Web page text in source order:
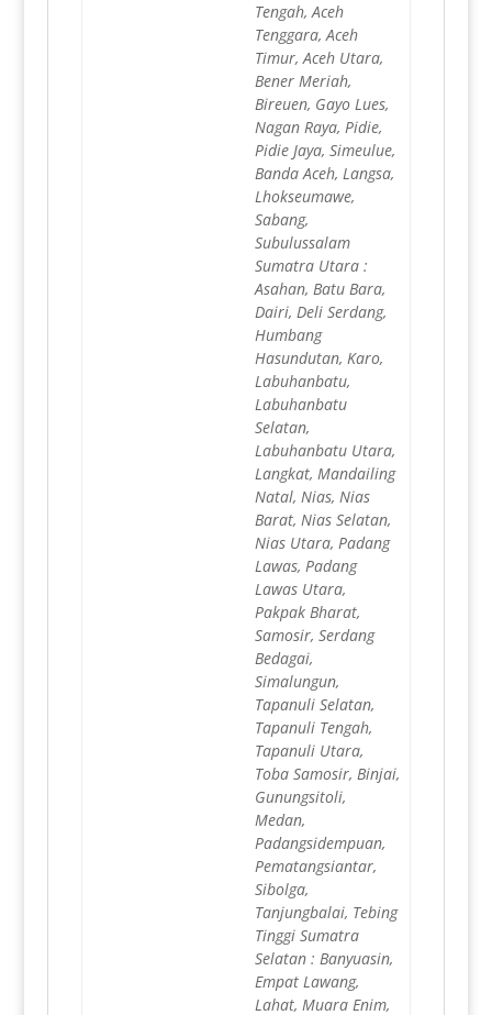
Tengah, Aceh
Tenggara, Aceh
Timur, Aceh Utara,
Bener Meriah,
Bireuen, Gayo Lues,
Nagan Raya, Pidie,
Pidie Jaya, Simeulue,
Banda Aceh, Langsa,
Lhokseumawe,
Sabang,
Subulussalam
Sumatra Utara :
Asahan, Batu Bara,
Dairi, Deli Serdang,
Humbang
Hasundutan, Karo,
Labuhanbatu,
Labuhanbatu
Selatan,
Labuhanbatu Utara,
Langkat, Mandailing
Natal, Nias, Nias
Barat, Nias Selatan,
Nias Utara, Padang
Lawas, Padang
Lawas Utara,
Pakpak Bharat,
Samosir, Serdang
Bedagai,
Simalungun,
Tapanuli Selatan,
Tapanuli Tengah,
Tapanuli Utara,
Toba Samosir, Binjai,
Gunungsitoli,
Medan,
Padangsidempuan,
Pematangsiantar,
Sibolga,
Tanjungbalai, Tebing
Tinggi Sumatra
Selatan : Banyuasin,
Empat Lawang,
Lahat, Muara Enim,